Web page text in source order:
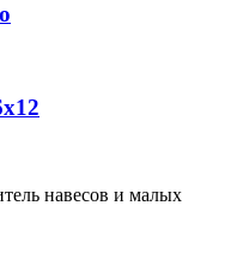
навесов и малых